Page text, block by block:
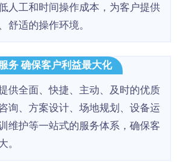
人工和时间操作成本，为客户提供
舒适的操作环境。
务 确保客户利益最大化
供全面、快捷、主动、及时的优质
询、方案设计、场地规划、设备运
维护等一站式的服务体系，确保客
。